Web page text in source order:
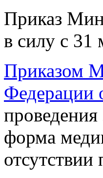
Приказ
в силу с 31
Приказом
Федерации
проведения
форма
отсутствии